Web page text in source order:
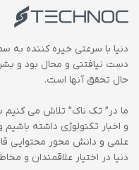
دنیا با سرعتی خیره کننده به
دست نیافتنی و محال بود و بشر
حال تحقق آنها است.
ما در” تک ناک” تلاش می کنیم
و اخبار تکنولوژی داشته
علمی و دانش محور محتوایی
دنیا در اختیار علاقمندان و